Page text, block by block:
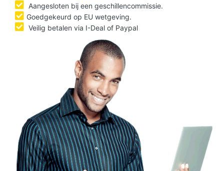
Aangesloten bij een geschillencommissie.
Goedgekeurd op EU wetgeving.
Veilig betalen via I-Deal of Paypal